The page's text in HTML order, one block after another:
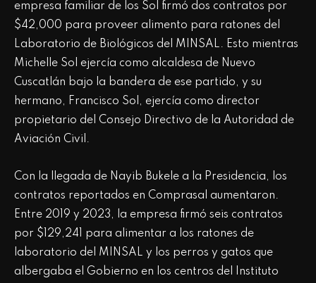
empresa familiar de los Sol firmó dos contratos por
$42,000 para proveer alimento para ratones del
Laboratorio de Biológicos del MINSAL. Esto mientras
Michelle Sol ejercía como alcaldesa de Nuevo
Cuscatlán bajo la bandera de ese partido, y su
hermano, Francisco Sol, ejercía como director
propietario del Consejo Directivo de la Autoridad de
Aviación Civil.
Con la llegada de Nayib Bukele a la Presidencia, los
contratos reportados en Comprasal aumentaron.
Entre 2019 y 2023, la empresa firmó seis contratos
por $129,241 para alimentar a los ratones de
laboratorio del MINSAL y los perros y gatos que
albergaba el Gobierno en los centros del Instituto